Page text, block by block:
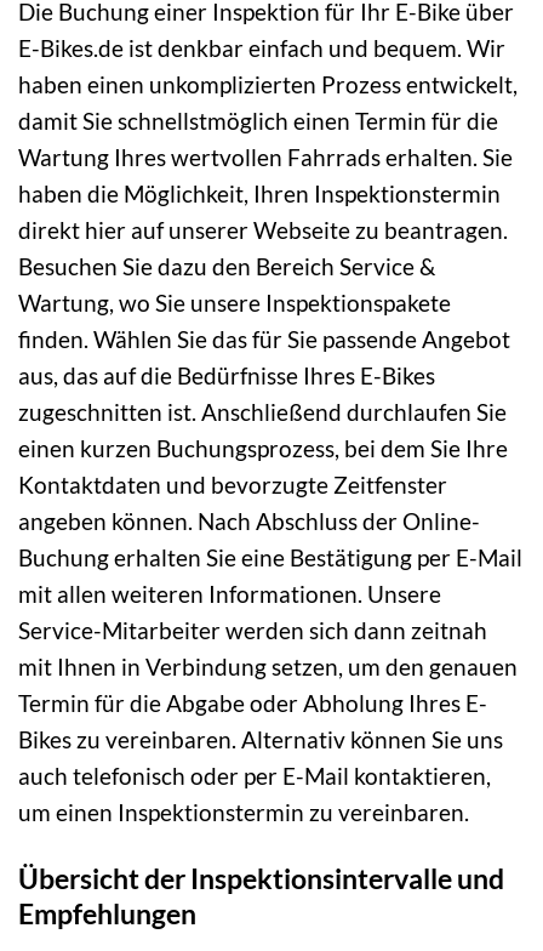
Die Buchung einer Inspektion für Ihr E-Bike über
E-Bikes.de ist denkbar einfach und bequem. Wir
haben einen unkomplizierten Prozess entwickelt,
damit Sie schnellstmöglich einen Termin für die
Wartung Ihres wertvollen Fahrrads erhalten. Sie
haben die Möglichkeit, Ihren Inspektionstermin
direkt hier auf unserer Webseite zu beantragen.
Besuchen Sie dazu den Bereich Service &
Wartung, wo Sie unsere Inspektionspakete
finden. Wählen Sie das für Sie passende Angebot
aus, das auf die Bedürfnisse Ihres E-Bikes
zugeschnitten ist. Anschließend durchlaufen Sie
einen kurzen Buchungsprozess, bei dem Sie Ihre
Kontaktdaten und bevorzugte Zeitfenster
angeben können. Nach Abschluss der Online-
Buchung erhalten Sie eine Bestätigung per E-Mail
mit allen weiteren Informationen. Unsere
Service-Mitarbeiter werden sich dann zeitnah
mit Ihnen in Verbindung setzen, um den genauen
Termin für die Abgabe oder Abholung Ihres E-
Bikes zu vereinbaren. Alternativ können Sie uns
auch telefonisch oder per E-Mail kontaktieren,
um einen Inspektionstermin zu vereinbaren.
Übersicht der Inspektionsintervalle und
Empfehlungen